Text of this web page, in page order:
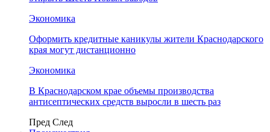
Экономика
Оформить кредитные каникулы жители Краснодарского
края могут дистанционно
Экономика
В Краснодарском крае объемы производства
антисептических средств выросли в шесть раз
Пред След